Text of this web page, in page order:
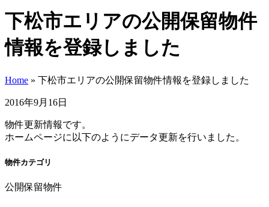
下松市エリアの公開保留物件
情報を登録しました
Home » 下松市エリアの公開保留物件情報を登録しました
2016年9月16日
物件更新情報です。
ホームページに以下のようにデータ更新を行いました。
物件カテゴリ
公開保留物件